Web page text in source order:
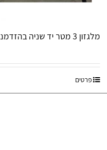
מלגזון 3 מטר יד שניה בהזדמנות
פרטים